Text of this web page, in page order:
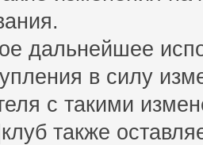
дальнейшее
в силу
с такими
также